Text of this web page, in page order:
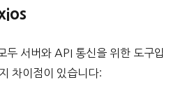
두 서버와 API 통신을 위한 도구입
차이점이 있습니다: